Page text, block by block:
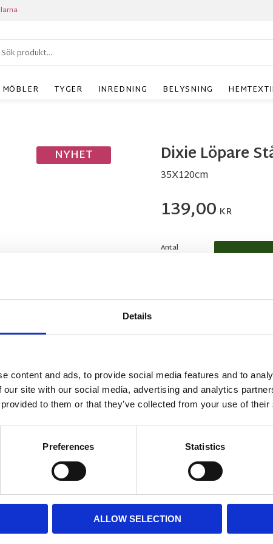
Details
content and ads, to provide social media features and to
our site with our social media, advertising and analytics
to them or that they’ve collected from your use of
Preferences Statistics
ALLOW SELECTION
MÖBLER TYGER INREDNING BELYSNING
Dixie Löpare
35X120cm
NYHET
139,00 KR
Antal
Lagerstatus 6 st i
BESKRIVNING
Stilren löpare med
sofistikerad känsla.
Den subtila
passar både
MÅTT OCH